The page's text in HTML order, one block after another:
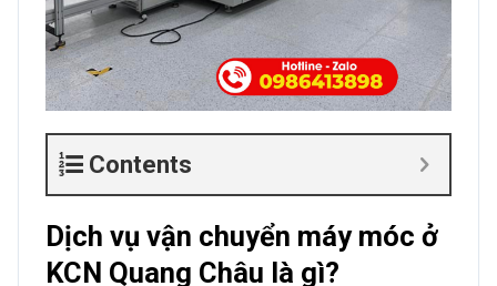
Contents
Dịch vụ vận chuyển máy móc ở
KCN Quang Châu là gì?